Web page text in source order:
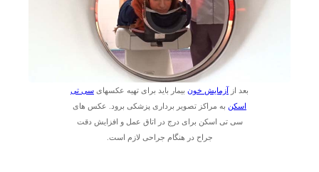
بعد از آزمایش خون بیمار باید برای تهیه عکسهای سی تی
اسکن به مراکز تصویر برداری پزشکی برود. عکس های
سی تی اسکن برای درج در اتاق عمل و افزایش دقت
جراح در هنگام جراحی لازم است.